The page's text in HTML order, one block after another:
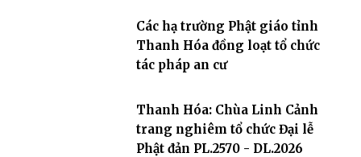
Các hạ trường Phật giáo tỉnh
Thanh Hóa đồng loạt tổ chức
tác pháp an cư
Thanh Hóa: Chùa Linh Cảnh
trang nghiêm tổ chức Đại lễ
Phật đản PL.2570 - DL.2026